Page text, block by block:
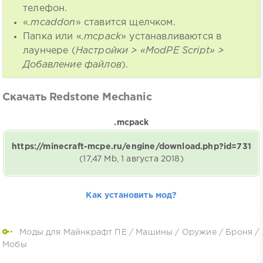
телефон.
«.mcaddon » ставится щелчком.
Папка или «.mcpack» устанавливаются в
лаунчере (Настройки > «ModPE Script» >
Добавление файлов).
Скачать Redstone Mechanic
.mcpack
https://minecraft-mcpe.ru/engine/download.php?id=731
(17,47 Mb, 1 августа 2018)
Как установить мод?
Моды для Майнкрафт ПЕ / Машины / Оружие/ Броня /
Мобы